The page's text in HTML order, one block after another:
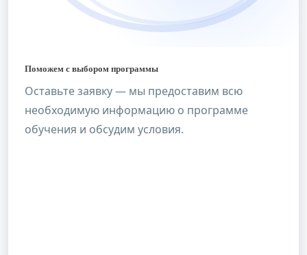
Поможем с выбором программы
Оставьте заявку — мы предоставим всю
необходимую информацию о программе
обучения и обсудим условия.